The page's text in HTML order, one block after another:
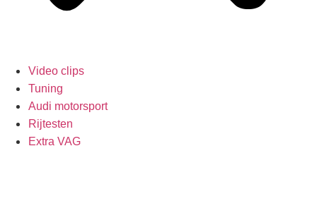
Video clips
Tuning
Audi motorsport
Rijtesten
Extra VAG